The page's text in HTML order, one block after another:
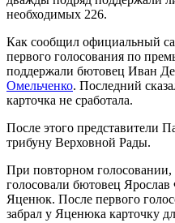
необходимых 226.
Как сообщил официальный
первого голосования по
поддержали бютовец Иван
Омельченко. Последний
карточка не сработала.
После этого представители
трибуну Верховной Рады.
При повторном голосовании,
голосовали бютовец
Яценюк. После первого
забрал у Яценюка карточку